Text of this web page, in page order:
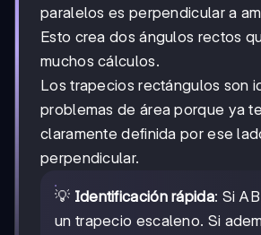
paralelos es perpendicular a
Esto crea dos ángulos rectos
muchos cálculos.
Los trapecios rectángulos son
problemas de área porque ya
claramente definida por ese
perpendicular.
💡 Identificación rápida: Si
un trapecio escaleno. Si